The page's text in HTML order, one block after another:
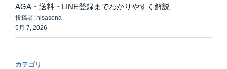
AGA・送料・LINE登録までわかりやすく解説
投稿者: hisasona
5月 7, 2026
カテゴリ